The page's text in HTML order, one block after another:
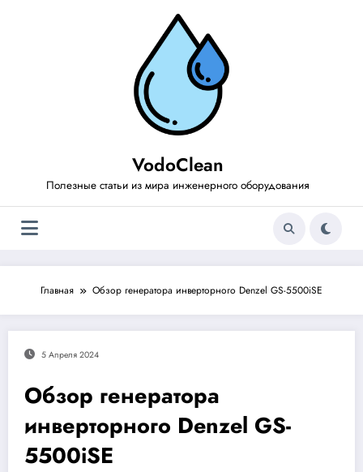
VodoClean
Полезные статьи из мира инженерного оборудования
Главная Обзор генератора инверторного Denzel GS-5500iSE
5 Апреля 2024
Обзор генератора
инверторного Denzel GS-
5500iSE